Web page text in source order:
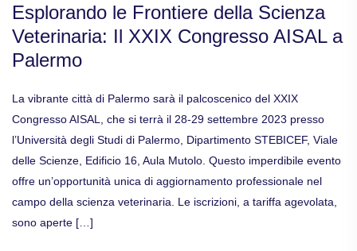
Esplorando le Frontiere della Scienza
Veterinaria: Il XXIX Congresso AISAL a
Palermo
La vibrante città di Palermo sarà il palcoscenico del XXIX
Congresso AISAL, che si terrà il 28-29 settembre 2023 presso
l’Università degli Studi di Palermo, Dipartimento STEBICEF, Viale
delle Scienze, Edificio 16, Aula Mutolo. Questo imperdibile evento
offre un’opportunità unica di aggiornamento professionale nel
campo della scienza veterinaria. Le iscrizioni, a tariffa agevolata,
sono aperte […]